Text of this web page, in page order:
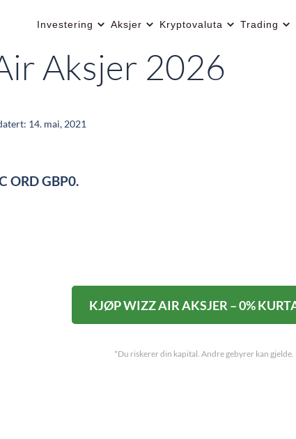
Investering Aksjer Kryptovaluta Trading
Aksjer 2026
14. mai, 2021
ORD GBP0.
KJØP WIZZ AIR AKSJER – 0%
*Du riskerer din kapital. Andre gebyrer kan gjelde.